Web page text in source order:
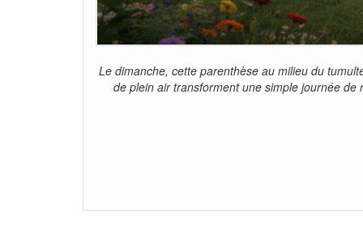
Le dimanche, cette parenthèse au milieu du
de plein air transforment une simple journée